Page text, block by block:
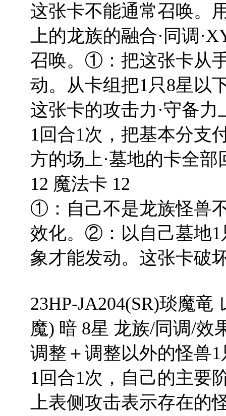
这张卡不能通常召唤。
上的龙族的融合·同调
召唤。①：把这张卡从
动。从卡组把1只8星以
这张卡的攻击力·守备
1回合1次，把基本分支
方的场上·墓地的卡全
12 魔法卡 12
①：自己不是龙族怪兽
效化。②：以自己墓地1
象才能发动。这张卡破
23HP-JA204(SR)琰魔
魔) 暗 8星 龙族/同调/效
调整＋调整以外的怪兽
1回合1次，自己的主要
上表侧攻击表示存在的